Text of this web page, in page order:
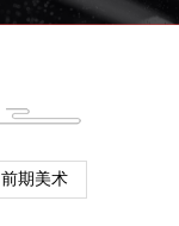
前期美术